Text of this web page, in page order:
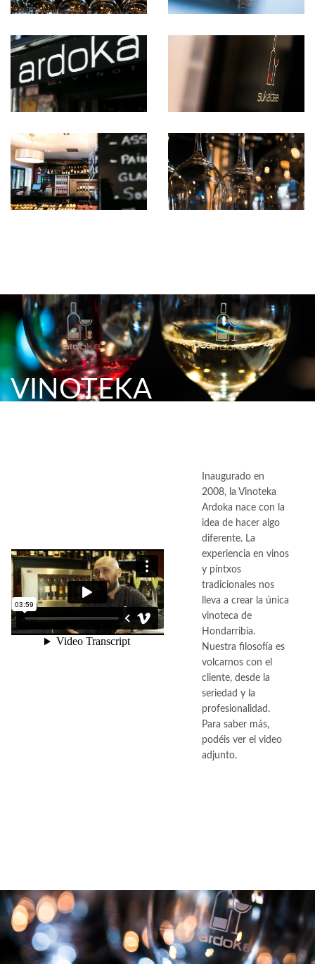
Vinoteka 14 Vinoteka 13
Vinoteka 12 Vinoteka 06
VINOTEKA
Inaugurado en
2008, la Vinoteka
Ardoka nace con la
idea de hacer algo
diferente. La
experiencia en vinos
y pintxos
tradicionales nos
lleva a crear la única
vinoteca de
Hondarribia.
Nuestra filosofía es
volcarnos con el
cliente, desde la
seriedad y la
profesionalidad.
Para saber más,
podéis ver el video
adjunto.